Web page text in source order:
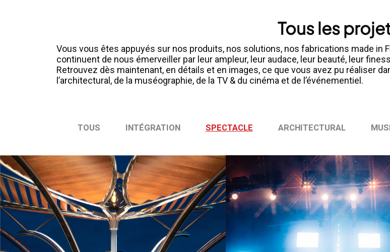
Tous les
Vous vous êtes appuyés sur nos produits, nos solutions, nos fabrications made in
continuent de nous émerveiller par leur ampleur, leur audace, leur beauté, leur
Retrouvez dès maintenant, en détails et en images, ce que vous avez pu réaliser
l’architectural, de la muséographie, de la TV & du cinéma et de l’événementiel.
TOUS INTÉGRATION SPECTACLE ARCHITECTURAL